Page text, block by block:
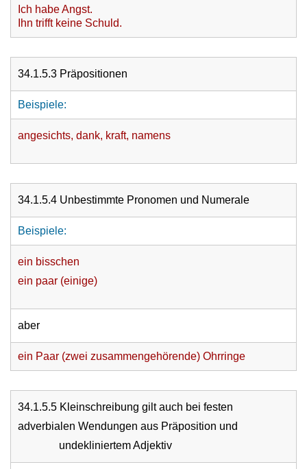
Ich habe Angst.
Ihn trifft keine Schuld.
34.1.5.3 Präpositionen
Beispiele:
angesichts, dank, kraft, namens
34.1.5.4 Unbestimmte Pronomen und Numerale
Beispiele:
ein bisschen
ein paar (einige)
aber
ein Paar (zwei zusammengehörende) Ohrringe
34.1.5.5 Kleinschreibung gilt auch bei festen
adverbialen Wendungen aus Präposition und
undekliniertem Adjektiv